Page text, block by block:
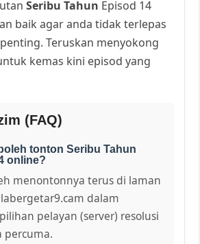
Seribu Tahun Episod 14
baik agar anda tidak terlepas
Teruskan menyokong
kemas kini episod yang
(FAQ)
tonton Seribu Tahun
online?
menontonnya terus di laman
dalam
pelayan (server) resolusi
percuma.